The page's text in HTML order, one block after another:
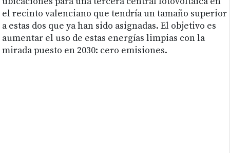
el recinto valenciano que tendría un tamaño superior
a estas dos que ya han sido asignadas. El objetivo es
aumentar el uso de estas energías limpias con la
mirada puesto en 2030: cero emisiones.